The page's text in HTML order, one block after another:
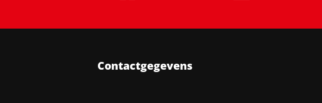
Contactgegevens